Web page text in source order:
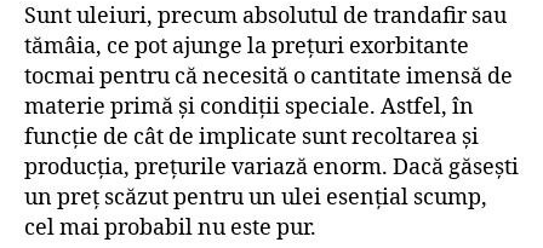
Sunt uleiuri, precum absolutul de trandafir sau
tămâia, ce pot ajunge la prețuri exorbitante
tocmai pentru că necesită o cantitate imensă de
materie primă și condiții speciale. Astfel, în
funcție de cât de implicate sunt recoltarea și
producția, prețurile variază enorm. Dacă găsești
un preț scăzut pentru un ulei esențial scump,
cel mai probabil nu este pur.